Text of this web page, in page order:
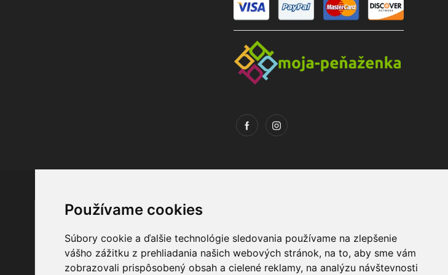
Používame cookies
Súbory cookie a ďalšie technológie sledovania používame na zlepšenie
vášho zážitku z prehliadania našich webových stránok, na to, aby sme vám
zobrazovali prispôsobený obsah a cielené reklamy, na analýzu návštevnosti
Odosielame Máte otázky ?